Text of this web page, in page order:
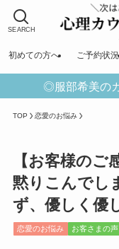
SEARCH
初めての方へ ご予約状況
◎服部希美の
TOP 恋愛のお悩み
【お客様のご
黙りこんでし
ず、優しく優
恋愛のお悩み お客さまの声